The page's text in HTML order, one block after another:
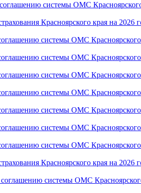
системы ОМС
Красноярского края на
системы ОМС Красноярского
системы ОМС Красноярского
системы ОМС Красноярского
системы ОМС Красноярского
системы ОМС Красноярского
системы ОМС Красноярского
системы ОМС Красноярского
Красноярского края на 2026
системы ОМС